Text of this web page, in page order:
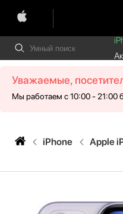
Уважаемые,
Мы работаем с 10:00 - 21:00
iPhone Apple